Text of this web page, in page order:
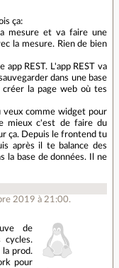
ça:
mesure et va faire une
la mesure. Rien de bien
REST. L'app REST va
dans une base
la page web où tes
comme widget pour
mieux c'est de faire du
ça. Depuis le frontend tu
après il te balance des
la base de données. Il ne
2019 à 21:00.
de
cycles.
la prod.
pour